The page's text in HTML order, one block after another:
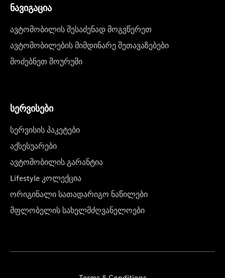
ნავიგაცია
ავტომობილის შესაძენად მოგვწერეთ
ავტომობილების მიმდინარე შეთავაზებები
მოძებნეთ შოურუმი
სერვისები
სერვისის პაკეტები
აქსესუარები
ავტომობილის გარანტია
Lifestyle კოლექცია
ორიგინალი სათადარიგო ნაწილები
მფლობელის სახელმძღვანელოები